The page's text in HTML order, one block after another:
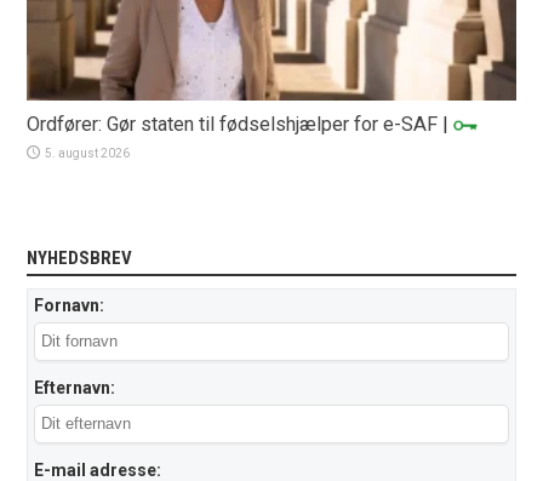
Ordfører: Gør staten til fødselshjælper for e-SAF |
5. august 2026
NYHEDSBREV
Fornavn:
Efternavn:
E-mail adresse: